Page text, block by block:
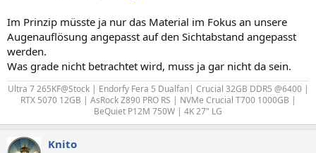
Im Prinzip müsste ja nur das Material im Fokus an unsere
Augenauflösung angepasst auf den Sichtabstand angepasst
werden.
Was grade nicht betrachtet wird, muss ja gar nicht da sein.
Ultra 7 265KF@Stock | Endorfy Fera 5 Dualfan| Crucial 32GB DDR5 @6400 |
RTX 5070 12GB | AsRock Z890 PRO RS | NVMe Crucial T700 1000GB |
BeQuiet P12M 750W | 4K 27" LG​
Knito